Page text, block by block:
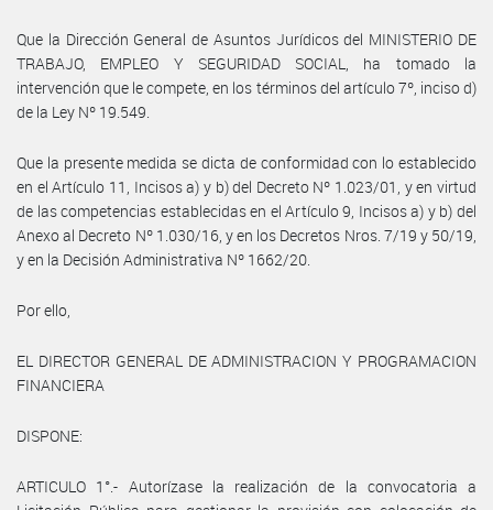
Que la Dirección General de Asuntos Jurídicos del MINISTERIO DE
TRABAJO, EMPLEO Y SEGURIDAD SOCIAL, ha tomado la
intervención que le compete, en los términos del artículo 7º, inciso d)
de la Ley Nº 19.549.
Que la presente medida se dicta de conformidad con lo establecido
en el Artículo 11, Incisos a) y b) del Decreto Nº 1.023/01, y en virtud
de las competencias establecidas en el Artículo 9, Incisos a) y b) del
Anexo al Decreto Nº 1.030/16, y en los Decretos Nros. 7/19 y 50/19,
y en la Decisión Administrativa Nº 1662/20.
Por ello,
EL DIRECTOR GENERAL DE ADMINISTRACION Y PROGRAMACION
FINANCIERA
DISPONE:
ARTICULO 1°.- Autorízase la realización de la convocatoria a